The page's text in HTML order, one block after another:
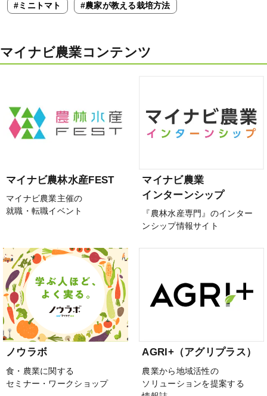
#ミニトマト #農家が教える栽培方法
マイナビ農業コンテンツ
マイナビ農林水産FEST
マイナビ農業主催の
就職・転職イベント
マイナビ農業
インターンシップ
『農林水産専門』のインター
ンシップ情報サイト
ノウラボ
食・農業に関する
セミナー・ワークショップ
AGRI+（アグリプラス）
農業から地域活性の
ソリューションを提案する